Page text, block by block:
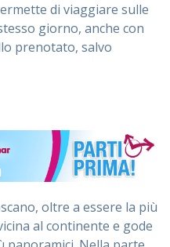
di viaggiare sulle
giorno, anche con
prenotato, salvo
oltre a essere la più
al continente e gode